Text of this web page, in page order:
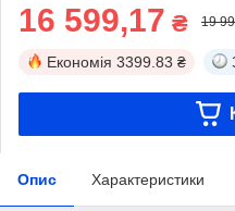
16 599,17 ₴ 19
Економія 3399.83 ₴
Опис Характеристики